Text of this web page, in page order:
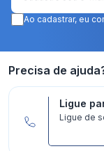
Ao cadastrar, eu
Precisa de
Ligue
Ligue de